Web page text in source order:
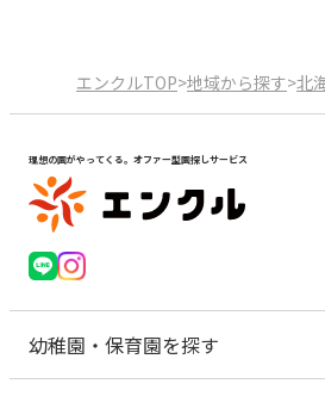
エンクルTOP>地域から探す>北
理想の園がやってくる。オファー型園探しサービス
幼稚園・保育園を探す